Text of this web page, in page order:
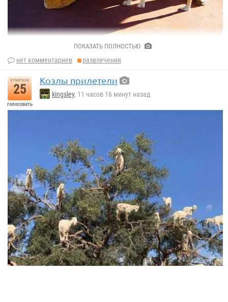
ПОКАЗАТЬ ПОЛНОСТЬЮ
нет комментариев развлечения
отметили
25
голосовать
Козлы прилетели
kingsley, 11 часов 16 минут назад